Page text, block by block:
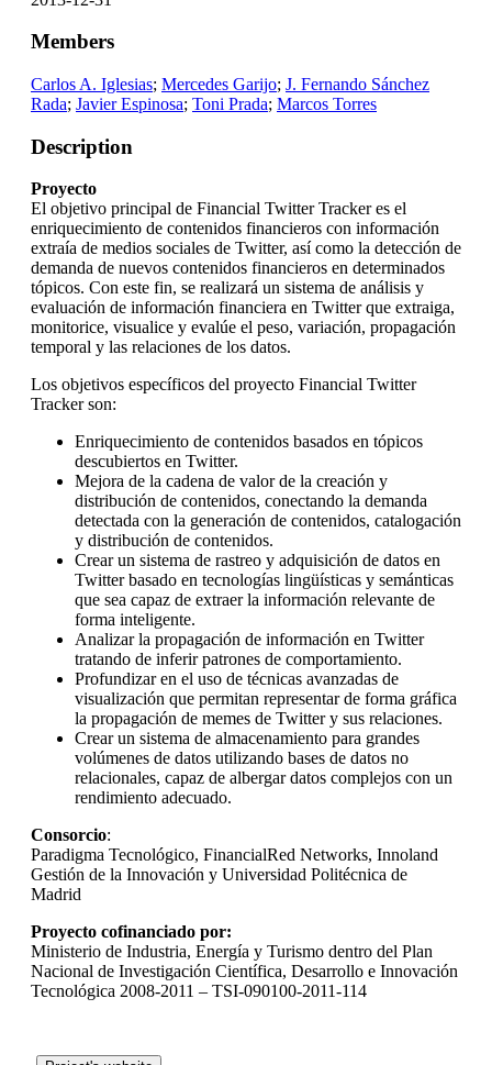
Members
Carlos A. Iglesias; Mercedes Garijo; J. Fernando Sánchez
Rada; Javier Espinosa; Toni Prada; Marcos Torres
Description
Proyecto
El objetivo principal de Financial Twitter Tracker es el
enriquecimiento de contenidos financieros con información
extraía de medios sociales de Twitter, así como la detección de
demanda de nuevos contenidos financieros en determinados
tópicos. Con este fin, se realizará un sistema de análisis y
evaluación de información financiera en Twitter que extraiga,
monitorice, visualice y evalúe el peso, variación, propagación
temporal y las relaciones de los datos.
Los objetivos específicos del proyecto Financial Twitter
Tracker son:
Enriquecimiento de contenidos basados en tópicos
descubiertos en Twitter.
Mejora de la cadena de valor de la creación y
distribución de contenidos, conectando la demanda
detectada con la generación de contenidos, catalogación
y distribución de contenidos.
Crear un sistema de rastreo y adquisición de datos en
Twitter basado en tecnologías lingüísticas y semánticas
que sea capaz de extraer la información relevante de
forma inteligente.
Analizar la propagación de información en Twitter
tratando de inferir patrones de comportamiento.
Profundizar en el uso de técnicas avanzadas de
visualización que permitan representar de forma gráfica
la propagación de memes de Twitter y sus relaciones.
Crear un sistema de almacenamiento para grandes
volúmenes de datos utilizando bases de datos no
relacionales, capaz de albergar datos complejos con un
rendimiento adecuado.
Consorcio:
Paradigma Tecnológico, FinancialRed Networks, Innoland
Gestión de la Innovación y Universidad Politécnica de
Madrid
Proyecto cofinanciado por:
Ministerio de Industria, Energía y Turismo dentro del Plan
Nacional de Investigación Científica, Desarrollo e Innovación
Tecnológica 2008-2011 – TSI-090100-2011-114